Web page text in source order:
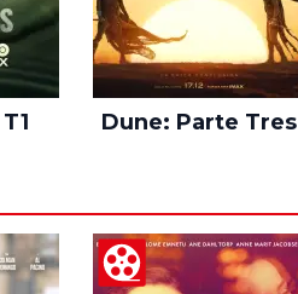
Dune: Parte Tres